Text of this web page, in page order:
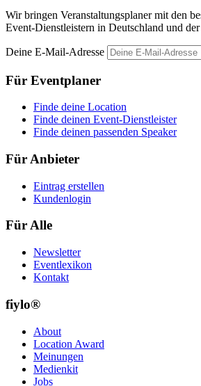
Wir bringen Veranstaltungsplaner mit den
Event-Dienstleistern in Deutschland und
Deine E-Mail-Adresse
Für Eventplaner
Finde deine Location
Finde deinen Event-Dienstleister
Finde deinen passenden Speaker
Für Anbieter
Eintrag erstellen
Kundenlogin
Für Alle
Newsletter
Eventlexikon
Kontakt
fiylo®
About
Location Award
Meinungen
Medienkit
Jobs